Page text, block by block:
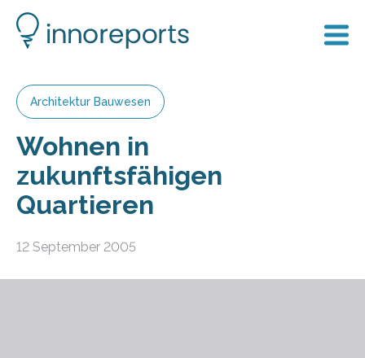
Architektur Bauwesen
Wohnen in
zukunftsfähigen
Quartieren
12 September 2005